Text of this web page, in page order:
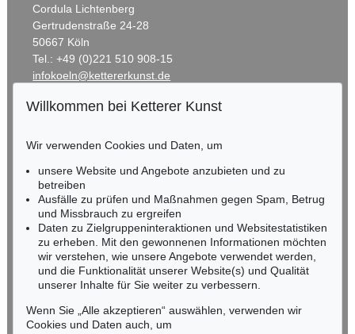
Cordula Lichtenberg
Gertrudenstraße 24-28
50667 Köln
Tel.: +49 (0)221 510 908-15
infokoeln@kettererkunst.de
RHEINLAND-PFALZ
Miriam Heß
Tel.: +49 (0)62 21 58 80-038
Fax: +49 (0)62 21 58 80-595
infoheidelberg@kettererkunst.de
NORDDEUTSCHLAND
Nico Kassel, M.A.
Tel.: +49 (0)89 55244-164
Mobil: +49 (0)171 8618661
n.kassel@kettererkunst.de
Willkommen bei Ketterer Kunst
Wir verwenden Cookies und Daten, um
unsere Website und Angebote anzubieten und zu
betreiben
Ausfälle zu prüfen und Maßnahmen gegen Spam, Betrug
und Missbrauch zu ergreifen
Daten zu Zielgruppeninteraktionen und Websitestatistiken
zu erheben. Mit den gewonnenen Informationen möchten
wir verstehen, wie unsere Angebote verwendet werden,
und die Funktionalität unserer Website(s) und Qualität
unserer Inhalte für Sie weiter zu verbessern.
Wenn Sie „Alle akzeptieren“ auswählen, verwenden wir
Cookies und Daten auch, um